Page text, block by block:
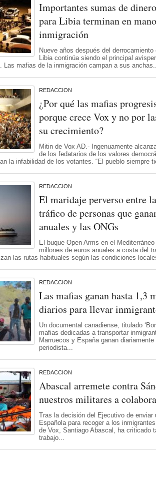
Importantes sumas de
para Libia terminan en
inmigración
Nueve años después del
Libia continúa siendo el principal
Las mafias de la inmigración campan a sus
REDACCION
¿Por qué las mafias
porque crece Vox y no por
su crecimiento?
Mitin de Vox AD.- Ingenuamente
de los fedatarios de los valores
la infabilidad de los votantes. “El pueblo siempre
REDACCION
El maridaje perverso entre
tráfico de personas que
anuales y las ONGs
El buque Open Arms en el
millones de euros anuales a costa del
las rutas habituales según las condiciones
REDACCION
Las mafias ganan hasta 1,3
diarios para llevar
Un documental canadiense, titulado
mafias dedicadas a transportar
Marruecos y España ganan
periodista...
REDACCION
Abascal arremete contra
nuestros militares a
Tras la decisión del Ejecutivo de enviar
Española para recoger a los
de Vox, Santiago Abascal, ha criticado
trabajo...